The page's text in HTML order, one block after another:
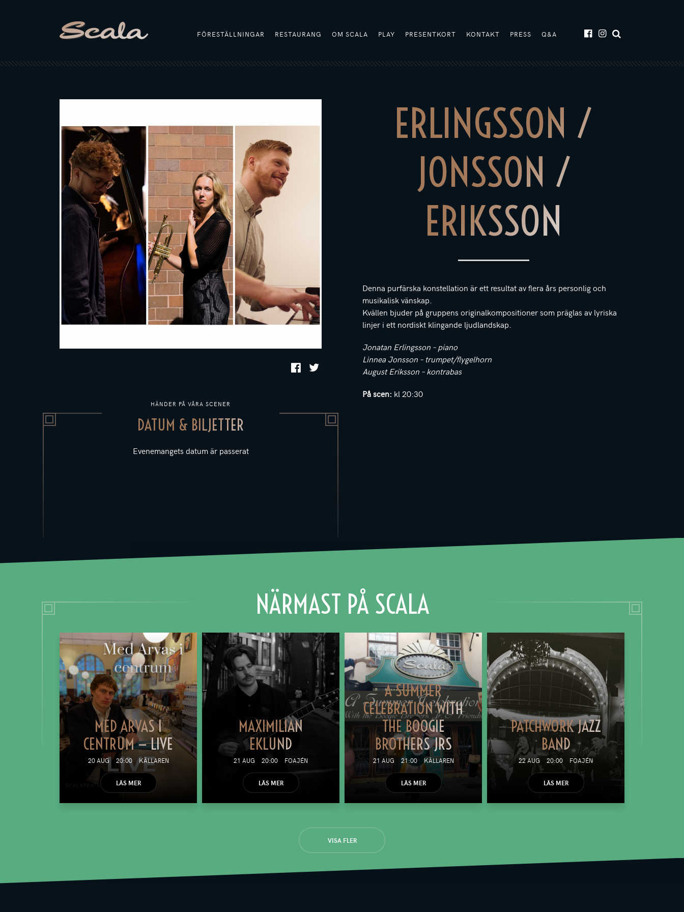
FÖRESTÄLLNINGAR RESTAURANG OM SCALA PLAY PRESENTKORT KONTAKT PRESS Q&A
HÄNDER PÅ VÅRA SCENER
DATUM & BILJETTER
Evenemangets datum är passerat
ERLINGSSON /
JONSSON /
ERIKSSON
Denna purfärska konstellation är ett resultat av flera års personlig och
musikalisk vänskap.
Kvällen bjuder på gruppens originalkompositioner som präglas av lyriska
linjer i ett nordiskt klingande ljudlandskap.
Jonatan Erlingsson – piano
Linnea Jonsson – trumpet/flygelhorn
August Eriksson – kontrabas
På scen: kl 20:30
NÄRMAST PÅ SCALA
MED ARVAS I
CENTRUM — LIVE
20 AUG 20:00 KÄLLAREN
LÄS MER
MAXIMILIAN
EKLUND
21 AUG 20:00 FOAJÉN
LÄS MER
A SUMMER
CELEBRATION WITH
THE BOOGIE
BROTHERS JRS
21 AUG 21:00 KÄLLAREN
LÄS MER
PATCHWORK JAZZ
BAND
22 AUG 20:00 FOAJÉN
LÄS MER
VISA FLER